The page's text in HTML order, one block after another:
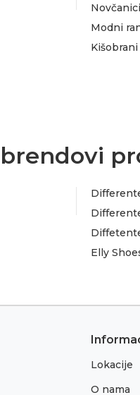
Novčanici
Modni
Kišobrani
Elly
Lokacije
O nama